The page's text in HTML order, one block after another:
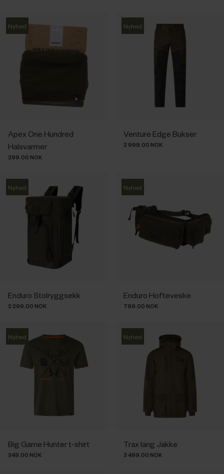
Nyhed
Apex One Hundred
Halsvarmer
299.00 NOK
Nyhed
Venture Edge Bukser
2 999.00 NOK
Nyhed
Enduro Stolryggsekk
2 299.00 NOK
Nyhed
Enduro Hofteveske
799.00 NOK
Nyhed
Big Game Hunter t-shirt
349.00 NOK
Nyhed
Trax lang Jakke
3 499.00 NOK